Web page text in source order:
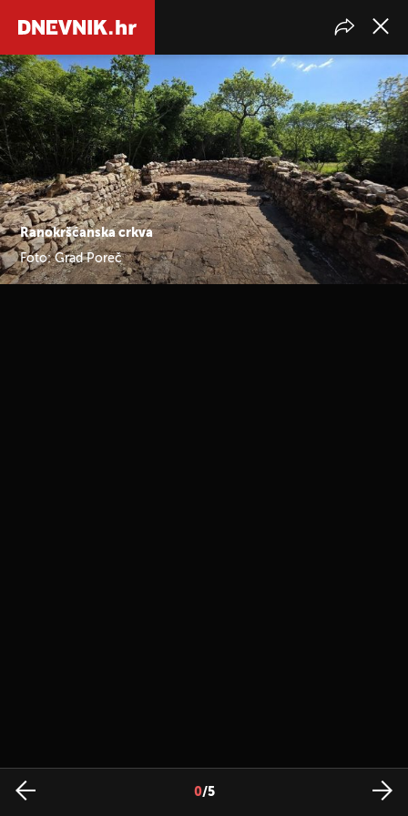
Ranokršćanska crkva
Foto: Grad Poreč
0/5